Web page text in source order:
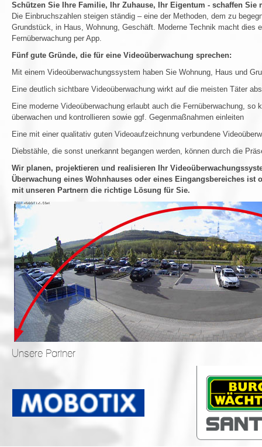
Schützen Sie Ihre Familie, Ihr Zuhause, Ihr Eigentum - schaffen Sie
Die Einbruchszahlen steigen ständig – eine der Methoden, dem zu
Grundstück, in Haus, Wohnung, Geschäft. Moderne Technik macht
Fernüberwachung per App.
Fünf gute Gründe, die für eine Videoüberwachung sprechen:
Mit einem Videoüberwachungssystem haben Sie Wohnung, Haus und
Eine deutlich sichtbare Videoüberwachung wirkt auf die meisten Täter
Eine moderne Videoüberwachung erlaubt auch die Fernüberwachung,
überwachen und kontrollieren sowie ggf. Gegenmaßnahmen einleiten
Eine mit einer qualitativ guten Videoaufzeichnung verbundene
Diebstähle, die sonst unerkannt begangen werden, können durch die
Wir planen, projektieren und realisieren Ihr
Überwachung eines Wohnhauses oder eines Eingangsbereiches
mit unseren Partnern die richtige Lösung für Sie.
Unsere Partner